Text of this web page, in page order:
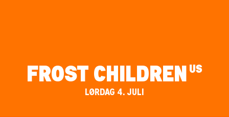
FROST CHILDREN US
LØRDAG 4. JULI